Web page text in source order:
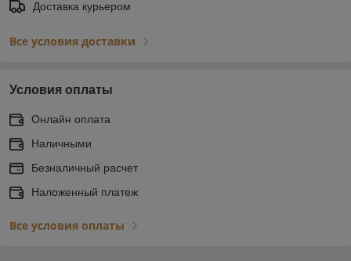
Доставка курьером
Все условия доставки
Условия оплаты
Онлайн оплата
Наличными
Безналичный расчет
Наложенный платеж
Все условия оплаты